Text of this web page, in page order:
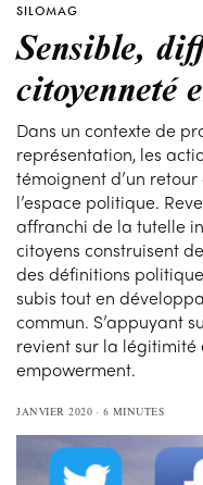
SILOMAG
Sensible,
citoyenneté
Dans un contexte de
représentation, les
témoignent d’un
l’espace politique.
affranchi de la tutelle
citoyens construisent
des définitions
subis tout en
commun. S’appuyant
revient sur la
empowerment.
JANVIER 2020 6 MINUTES